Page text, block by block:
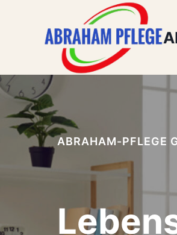
ABRAHAM-PFLEGE